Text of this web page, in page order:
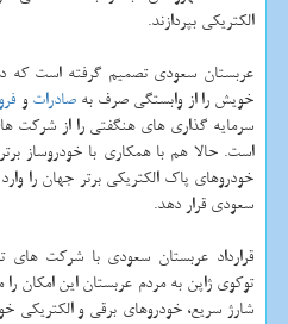
الكتریكی بپردازند.
عربستان سعودی تصمیم گرفته است كه
خویش را از وابستگی صرف بهصادراتو
سرمایه گذاری های هنگفتی را از
است. حالا هم با همكاری با خودروساز
خودروهای پاك الكتریكی برتر جهان را
سعودی قرار دهد.
توكوی ژاپن به مردم عربستان این امكان
شارژ سریع، خودروهای برقی و الكتریكی